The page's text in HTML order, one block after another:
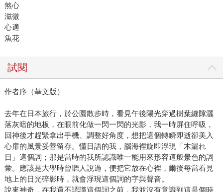
煞心
滋微
心適
魚花
試閱
作者序（華文版）
去年在日本旅行，於公園散步時，看見午後陽光穿過樹葉縫隙灑
落灰暗的地板，在眼前化做一閃一閃的光影，我一時屏住呼吸，
回神後才趕緊拿出手機、調整好角度，想把這個轉瞬即逝卻美入
心扉的風景妥善留存。懂日語的我，腦海裡旋即浮現「木漏れ
日」這個詞；那是當時的我所認識唯一能用來形容這般景色的詞
彙。應該是大學時曾聽人說過，便把它放在心裡，爾後每當看見
地上的日光碎影時，就會浮現這個詞的字與聲音。
說來神奇，在我還不認識這個詞之前，我並沒有意識到這是個時